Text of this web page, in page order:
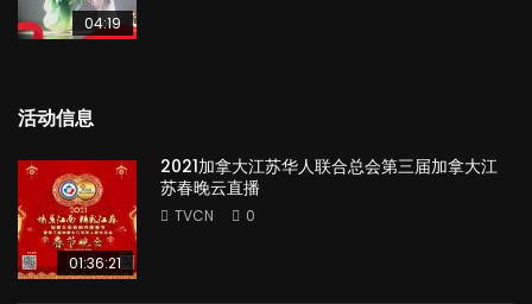
04:19
活动信息
01:36:21
2021加拿大江苏华人联合总会第三届加拿大江
苏春晚云直播
TVCN 0